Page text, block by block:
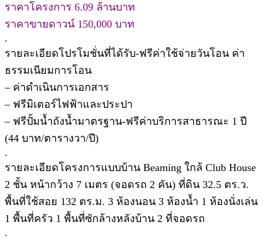
ราคาโครงการ 6.09 ล้านบาท
ราคาขายดาวน์ 150,000 บาท
.
รายละเอียดโปรโมชั่นที่ได้รับ-ฟรีค่าใช้จ่ายวันโอน ค่า
ธรรมเนียมการโอน
– ค่าดำเนินการเอกสาร
– ฟรีมิเตอร์ไฟฟ้าและประปา
– ฟรีปั้มน้ำถังน้ำมาตรฐาน-ฟรีค่าบริการสาธารณะ 1 ปี
(44 บาท/ตารางวา/ปี)
.
รายละเอียดโครงการแบบบ้าน Beaming ใกล้ Club House
2 ชั้น หน้ากว้าง 7 เมตร (จอดรถ 2 คัน) ที่ดิน 32.5 ตร.ว.
พื้นที่ใช้สอย 132 ตร.ม. 3 ห้องนอน 3 ห้องน้ำ 1 ห้องนั่งเล่น
1 พื้นที่ครัว 1 พื้นที่ซักล้างหลังบ้าน 2 ที่จอดรถ
.